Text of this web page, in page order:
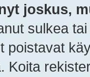
joskus,
sulkea
poistavat
Koita